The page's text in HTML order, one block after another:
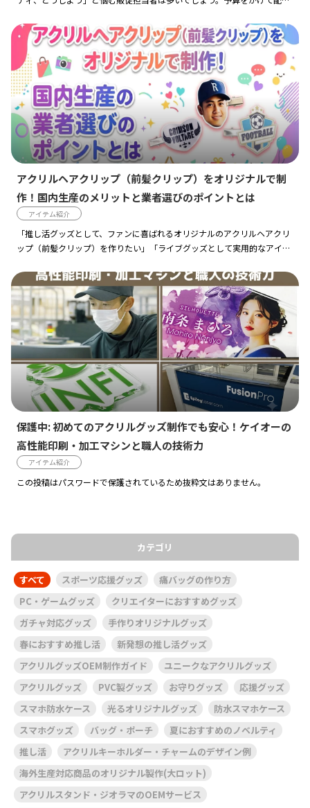
イテムを選びたいもので […]
アクリルヘアクリップ（前髪クリップ）をオリジナルで制
作！国内生産のメリットと業者選びのポイントとは
アイテム紹介
「推し活グッズとして、ファンに喜ばれるオリジナルのアクリルヘアクリ
ップ（前髪クリップ）を作りたい」「ライブグッズとして実用的なアイテ
意したい」とお考えの方 […]
保護中: 初めてのアクリルグッズ制作でも安心！ケイオーの
高性能印刷・加工マシンと職人の技術力
アイテム紹介
この投稿はパスワードで保護されているため抜粋文はありません。
カテゴリ
すべて スポーツ応援グッズ
痛バッグの作り方
PC・ゲームグッズ
クリエイターにおすすめグッズ
ガチャ対応グッズ
手作りオリジナルグッズ
春におすすめ推し活
新発想の推し活グッズ
アクリルグッズOEM制作ガイド
ユニークなアクリルグッズ
アクリルグッズ
PVC製グッズ お守りグッズ
応援グッズ
スマホ防水ケース
光るオリジナルグッズ
防水スマホケース
スマホグッズ
バッグ・ポーチ
夏におすすめのノベルティ
推し活
アクリルキーホルダー・チャームのデザイン例
海外生産対応商品のオリジナル製作(大ロット)
アクリルスタンド・ジオラマのOEMサービス